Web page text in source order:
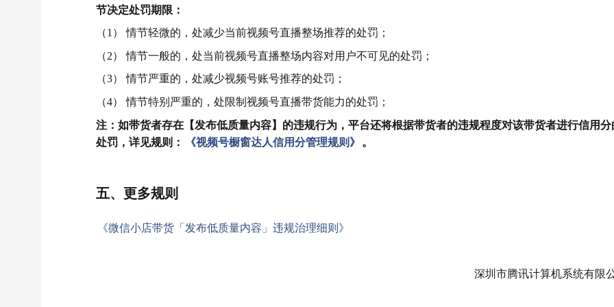
节决定处罚期限：
（1） 情节轻微的，处减少当前视频号直播整场推荐的处罚；
（2） 情节一般的，处当前视频号直播整场内容对用户不可见的处罚；
（3） 情节严重的，处减少视频号账号推荐的处罚；
（4） 情节特别严重的，处限制视频号直播带货能力的处罚；
注：如带货者存在【发布低质量内容】的违规行为，平台还将根据带货者的违规程度对该带货者进行信用分
处罚，详见规则：
《视频号橱窗达人信用分管理规则》 。
五、更多规则
《微信小店带货「发布低质量内容」违规治理细则》
深圳市腾讯计算机系统有限